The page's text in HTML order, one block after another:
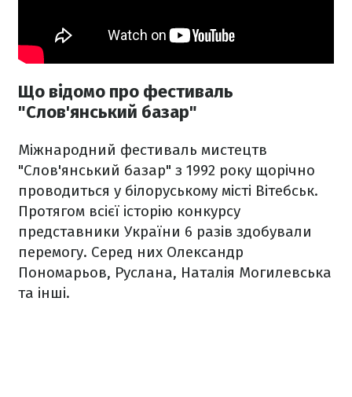
Що відомо про фестиваль
"Слов'янський базар"
Міжнародний фестиваль мистецтв
"Слов'янський базар" з 1992 року щорічно
проводиться у білоруському місті Вітебськ.
Протягом всієї історію конкурсу
представники України 6 разів здобували
перемогу. Серед них Олександр
Пономарьов, Руслана, Наталія Могилевська
та інші.